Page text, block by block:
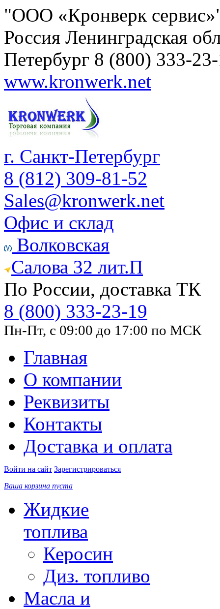
"ООО «Кронверк
Россия Ленинградская
Петербург 8 (800) 333-
www.kronwerk.net
г. Санкт-Петербург
8 (812) 309-81-52
Sales@kronwerk.net
Офис и склад
Волковская
Салова 32 лит.П
По России, доставка ТК
8 (800) 333-23-19
Пн-Пт, с 09:00 до 17:00 по МСК
Главная
О компании
Реквизиты
Контакты
Доставка и оплата
Войти на сайт Зарегистрироваться
Ваша корзина пуста
Жидкие
топлива
Керосин
Диз. топливо
Масла и